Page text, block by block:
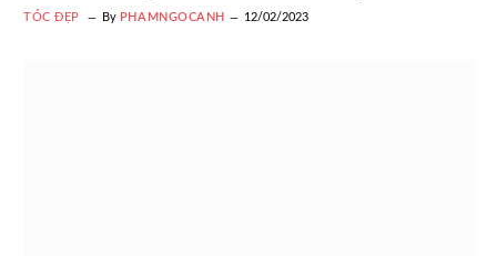
TÓC ĐẸP By PHAMNGOCANH 12/02/2023